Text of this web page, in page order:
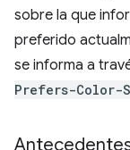
sobre la que
preferido
se informa a
Prefers-Color-